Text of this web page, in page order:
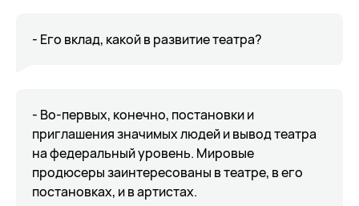
- Его вклад, какой в развитие театра?
- Во-первых, конечно, постановки и
приглашения значимых людей и вывод театра
на федеральный уровень. Мировые
продюсеры заинтересованы в театре, в его
постановках, и в артистах.